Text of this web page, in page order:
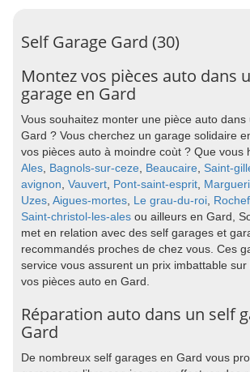
Self Garage Gard (30)
Montez vos pièces auto dans
garage en Gard
Vous souhaitez monter une pièce auto
Gard ? Vous cherchez un garage solidaire
vos pièces auto à moindre coùt ? Que vous
Ales, Bagnols-sur-ceze, Beaucaire, Saint-
avignon, Vauvert, Pont-saint-esprit,
Uzes, Aigues-mortes, Le grau-du-roi,
Saint-christol-les-ales ou ailleurs en Gard,
met en relation avec des self garages et
recommandés proches de chez vous. Ces
service vous assurent un prix imbattable
vos pièces auto en Gard.
Réparation auto dans un self
Gard
De nombreux self garages en Gard vous